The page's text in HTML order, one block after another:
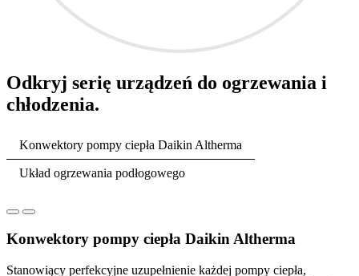
Odkryj serię urządzeń do ogrzewania i
chłodzenia.
Konwektory pompy ciepła Daikin Altherma
Układ ogrzewania podłogowego
Konwektory pompy ciepła Daikin Altherma
Stanowiący perfekcyjne uzupełnienie każdej pompy ciepła,